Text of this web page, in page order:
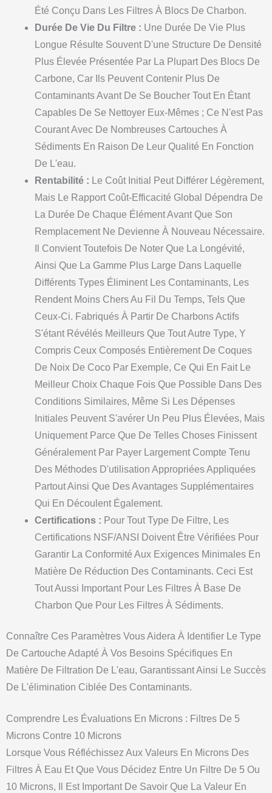
Été Conçu Dans Les Filtres À Blocs De Charbon.
Durée De Vie Du Filtre : Une Durée De Vie Plus
Longue Résulte Souvent D'une Structure De Densité
Plus Élevée Présentée Par La Plupart Des Blocs De
Carbone, Car Ils Peuvent Contenir Plus De
Contaminants Avant De Se Boucher Tout En Étant
Capables De Se Nettoyer Eux-Mêmes ; Ce N'est Pas
Courant Avec De Nombreuses Cartouches À
Sédiments En Raison De Leur Qualité En Fonction
De L'eau.
Rentabilité : Le Coût Initial Peut Différer Légèrement,
Mais Le Rapport Coût-Efficacité Global Dépendra De
La Durée De Chaque Élément Avant Que Son
Remplacement Ne Devienne À Nouveau Nécessaire.
Il Convient Toutefois De Noter Que La Longévité,
Ainsi Que La Gamme Plus Large Dans Laquelle
Différents Types Éliminent Les Contaminants, Les
Rendent Moins Chers Au Fil Du Temps, Tels Que
Ceux-Ci. Fabriqués À Partir De Charbons Actifs
S'étant Révélés Meilleurs Que Tout Autre Type, Y
Compris Ceux Composés Entièrement De Coques
De Noix De Coco Par Exemple, Ce Qui En Fait Le
Meilleur Choix Chaque Fois Que Possible Dans Des
Conditions Similaires, Même Si Les Dépenses
Initiales Peuvent S'avérer Un Peu Plus Élevées, Mais
Uniquement Parce Que De Telles Choses Finissent
Généralement Par Payer Largement Compte Tenu
Des Méthodes D'utilisation Appropriées Appliquées
Partout Ainsi Que Des Avantages Supplémentaires
Qui En Découlent Également.
Certifications : Pour Tout Type De Filtre, Les
Certifications NSF/ANSI Doivent Être Vérifiées Pour
Garantir La Conformité Aux Exigences Minimales En
Matière De Réduction Des Contaminants. Ceci Est
Tout Aussi Important Pour Les Filtres À Base De
Charbon Que Pour Les Filtres À Sédiments.
Connaître Ces Paramètres Vous Aidera À Identifier Le Type
De Cartouche Adapté À Vos Besoins Spécifiques En
Matière De Filtration De L'eau, Garantissant Ainsi Le Succès
De L'élimination Ciblée Des Contaminants.
Comprendre Les Évaluations En Microns : Filtres De 5
Microns Contre 10 Microns
Lorsque Vous Réfléchissez Aux Valeurs En Microns Des
Filtres À Eau Et Que Vous Décidez Entre Un Filtre De 5 Ou
10 Microns, Il Est Important De Savoir Que La Valeur En